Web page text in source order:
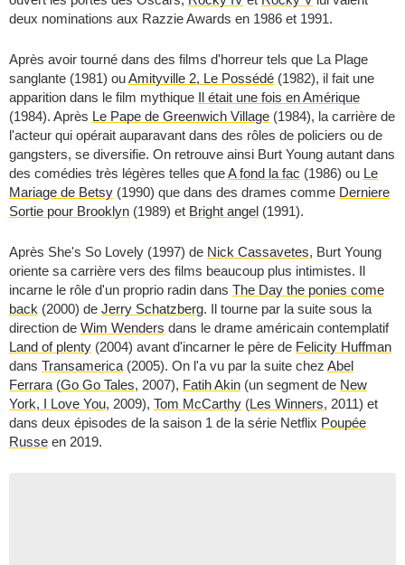
deux nominations aux Razzie Awards en 1986 et 1991.
Après avoir tourné dans des films d'horreur tels que La Plage
sanglante (1981) ouAmityville 2, Le Possédé (1982), il fait une
apparition dans le film mythique Il était une fois en Amérique
(1984). Après Le Pape de Greenwich Village (1984), la carrière de
l'acteur qui opérait auparavant dans des rôles de policiers ou de
gangsters, se diversifie. On retrouve ainsi Burt Young autant dans
des comédies très légères telles queA fond la fac (1986) ou Le
Mariage de Betsy (1990) que dans des drames comme Derniere
Sortie pour Brooklyn (1989) et Bright angel (1991).
Après She's So Lovely (1997) de Nick Cassavetes, Burt Young
oriente sa carrière vers des films beaucoup plus intimistes. Il
incarne le rôle d'un proprio radin dans The Day the ponies come
back (2000) de Jerry Schatzberg. Il tourne par la suite sous la
direction de Wim Wenders dans le drame américain contemplatif
Land of plenty (2004) avant d'incarner le père de Felicity Huffman
dans Transamerica (2005). On l'a vu par la suite chez Abel
Ferrara (Go Go Tales, 2007), Fatih Akin (un segment de New
York, I Love You, 2009), Tom McCarthy (Les Winners, 2011) et
dans deux épisodes de la saison 1 de la série Netflix Poupée
Russe en 2019.